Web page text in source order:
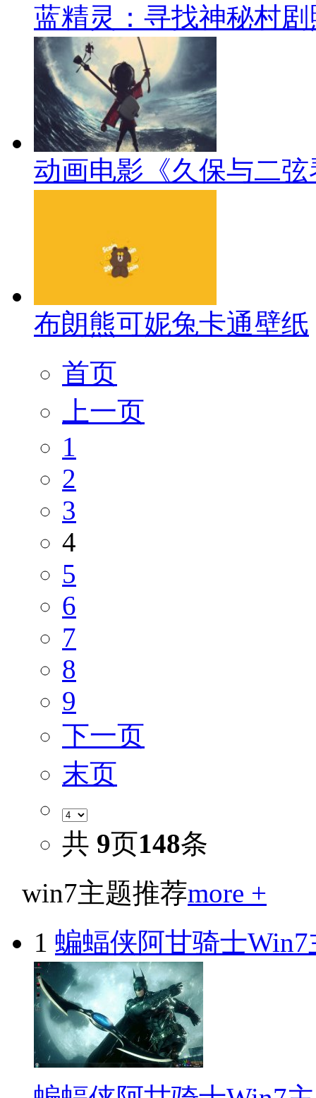
蓝精灵：寻找神秘村
动画电影《久保与二
布朗熊可妮兔卡通壁纸
首页
上一页
1
2
3
4
5
6
7
8
9
下一页
末页
共 9页148条
win7主题推荐more +
1 蝙蝠侠阿甘骑士Win7